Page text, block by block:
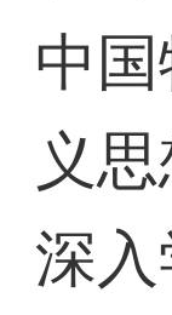
中
义
深